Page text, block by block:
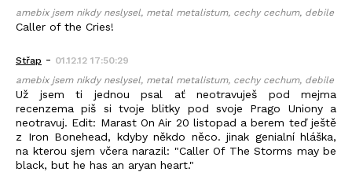
amebix jsem nikdy neslysel, metal metalistum, cechy cechum, debile
Caller of the Cries!
Střap - 01.12.12 17:50:29
amebix jsem nikdy neslysel, metal metalistum, cechy cechum, debile
Už jsem ti jednou psal ať neotravuješ pod mejma
recenzema piš si tvoje blitky pod svoje Prago Uniony a
neotravuj. Edit: Marast On Air 20 listopad a berem teď ještě
z Iron Bonehead, kdyby někdo něco. jinak genialní hláška,
na kterou sjem včera narazil: "Caller Of The Storms may be
black, but he has an aryan heart."